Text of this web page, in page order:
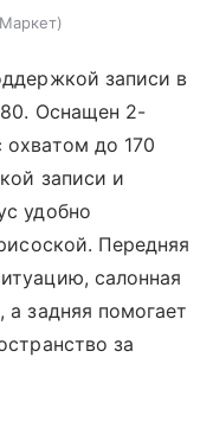
записи в
Оснащен 2-
до 170
записи и
удобно
Передняя
салонная
задняя помогает
за